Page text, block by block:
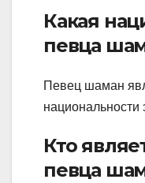
Какая
певца
Певец шаман
национальности
Кто
певца